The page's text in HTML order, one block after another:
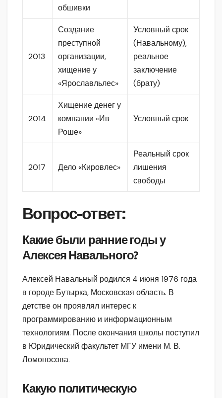
обшивки
2013
Создание
преступной
организации,
хищение у
«Ярославльлес»
Условный срок
(Навальному),
реальное
заключение
(брату)
2014
Хищение денег у
компании «Ив
Роше»
Условный срок
2017 Дело «Кировлес»
Реальный срок
лишения
свободы
Вопрос-ответ:
Какие были ранние годы у
Алексея Навального?
Алексей Навальный родился 4 июня 1976 года
в городе Бутырка, Московская область. В
детстве он проявлял интерес к
программированию и информационным
технологиям. После окончания школы поступил
в Юридический факультет МГУ имени М. В.
Ломоносова.
Какую политическую